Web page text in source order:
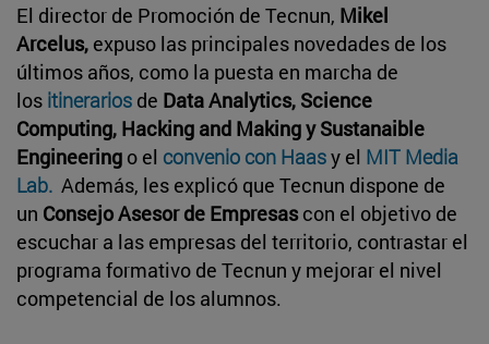
El director de Promoción de Tecnun, Mikel
Arcelus, expuso las principales novedades de los
últimos años, como la puesta en marcha de
los itinerarios de Data Analytics, Science
Computing, Hacking and Making y Sustanaible
Engineering o el convenio con Haasy el MIT Media
Lab. Además, les explicó que Tecnun dispone de
un Consejo Asesor de Empresascon el objetivo de
escuchar a las empresas del territorio, contrastar el
programa formativo de Tecnun y mejorar el nivel
competencial de los alumnos.